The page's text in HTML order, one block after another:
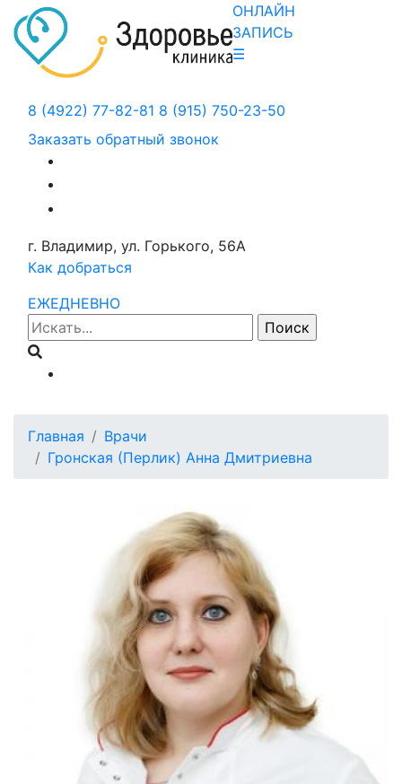
ОНЛАЙН
ЗАПИСЬ
☰
8 (4922) 77-82-81 8 (915) 750-23-50
Заказать обратный звонок
г. Владимир, ул. Горького, 56А
Как добраться
ЕЖЕДНЕВНО
Главная
Врачи
Гронская (Перлик) Анна Дмитриевна